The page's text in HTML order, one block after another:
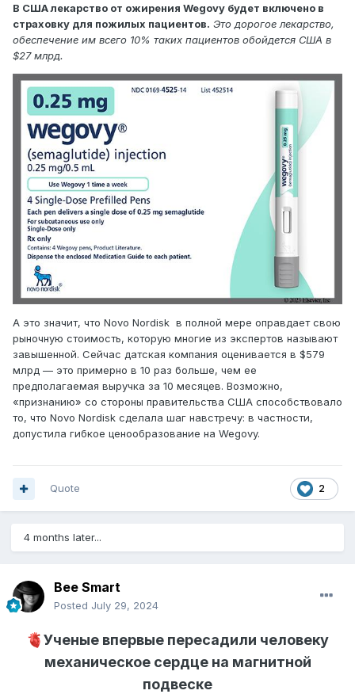
В США лекарство от ожирения Wegovy будет включено в
страховку для пожилых пациентов. Это дорогое лекарство,
обеспечение им всего 10% таких пациентов обойдется США в
$27 млрд.
А это значит, что Novo Nordisk в полной мере оправдает свою
рыночную стоимость, которую многие из экспертов называют
завышенной. Сейчас датская компания оценивается в $579
млрд — это примерно в 10 раз больше, чем ее
предполагаемая выручка за 10 месяцев. Возможно,
«признанию» со стороны правительства США способствовало
то, что Novo Nordisk сделала шаг навстречу: в частности,
допустила гибкое ценообразование на Wegovy.
2
Quote
4 months later...
Bee Smart
Posted July 29, 2024
🫀Ученые впервые пересадили человеку
механическое сердце на магнитной
подвеске